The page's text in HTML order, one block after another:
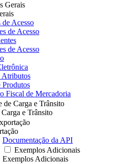
Gerais
de Acesso
de Acesso
de Acesso
Atributos
Produtos
Fiscal de Mercadoria
de Carga e Trânsito
e Trânsito
Documentação da API
Exemplos Adicionais
Exemplos Adicionais